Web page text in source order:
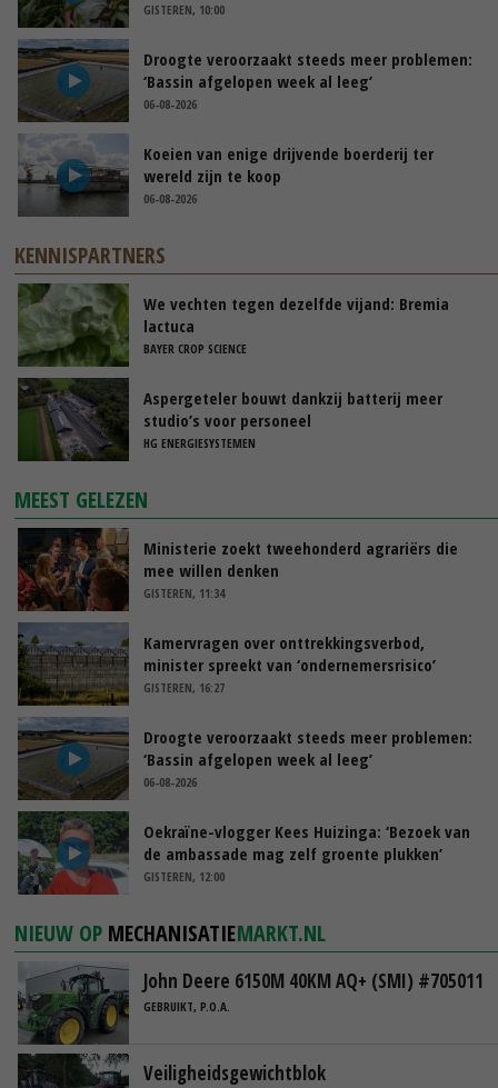
GISTEREN, 10:00
Droogte veroorzaakt steeds meer problemen:
‘Bassin afgelopen week al leeg’
06-08-2026
Koeien van enige drijvende boerderij ter
wereld zijn te koop
06-08-2026
KENNISPARTNERS
We vechten tegen dezelfde vijand: Bremia
lactuca
BAYER CROP SCIENCE
Aspergeteler bouwt dankzij batterij meer
studio’s voor personeel
HG ENERGIESYSTEMEN
MEEST GELEZEN
Ministerie zoekt tweehonderd agrariërs die
mee willen denken
GISTEREN, 11:34
Kamervragen over onttrekkingsverbod,
minister spreekt van ‘ondernemersrisico’
GISTEREN, 16:27
Droogte veroorzaakt steeds meer problemen:
‘Bassin afgelopen week al leeg’
06-08-2026
Oekraïne-vlogger Kees Huizinga: ‘Bezoek van
de ambassade mag zelf groente plukken’
GISTEREN, 12:00
NIEUW OP MECHANISATIEMARKT.NL
John Deere 6150M 40KM AQ+ (SMI) #705011
GEBRUIKT, P.O.A.
Veiligheidsgewichtblok